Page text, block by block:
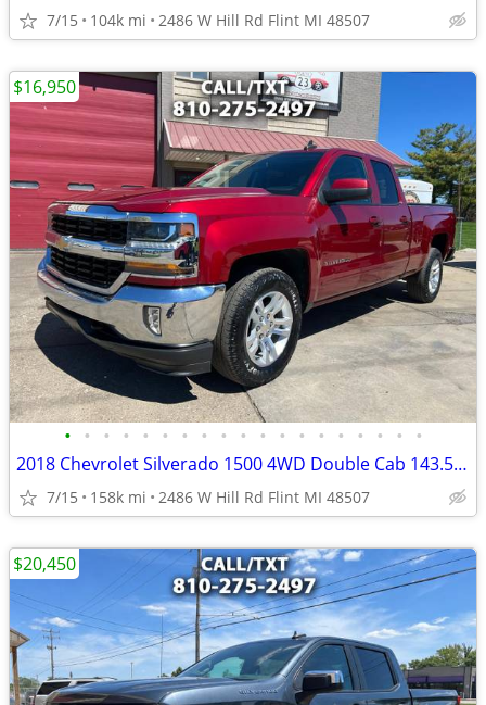
7/15 104k mi 2486 W Hill Rd Flint MI 48507
• • • • • • • • • • • • • • • • • • •
2018 Chevrolet Silverado 1500 4WD Double Cab 143.5 LT w/1LT
7/15 158k mi 2486 W Hill Rd Flint MI 48507
$16,950
$20,450